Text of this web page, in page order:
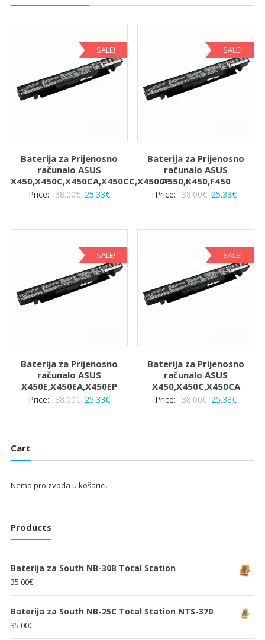
SALE!
Baterija za Prijenosno
računalo ASUS
X450,X450C,X450CA,X450CC,X450CP
Price: 38.00€ Izvorna
38.00€.
25.33€Trenutna
SALE!
Baterija za Prijenosno
računalo ASUS
A550,K450,F450
Price: 38.00€ Izvorna
38.00€.
25.33€
SALE!
Baterija za Prijenosno
računalo ASUS
X450E,X450EA,X450EP
Price: 38.00€ Izvorna
38.00€.
25.33€Trenutna
SALE!
Baterija za Prijenosno
računalo ASUS
X450,X450C,X450CA
Price: 38.00€ Izvorna
38.00€.
25.33€
Cart
Nema proizvoda u košarici.
Products
Baterija za South NB-30B Total Station
35.00€
Baterija za South NB-25C Total Station NTS-370
35.00€